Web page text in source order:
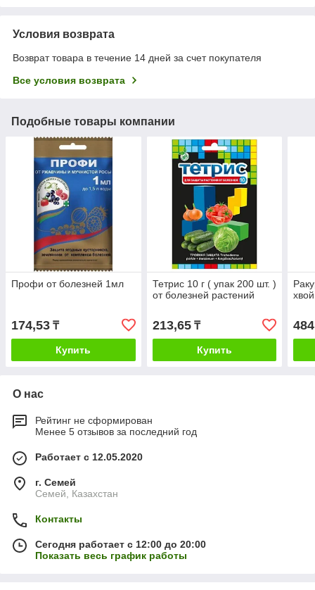
Условия возврата
Возврат товара в течение 14 дней за счет покупателя
Все условия возврата
Подобные товары компании
Профи от болезней 1мл
174,53 ₸
Купить
Тетрис 10 г ( упак 200 шт. )
от болезней растений
213,65₸
Купить
О нас
Рейтинг не сформирован
Менее 5 отзывов за последний год
Работает с 12.05.2020
г. Семей
Семей, Казахстан
Контакты
Сегодня работает с 12:00 до 20:00
Показать весь график работы